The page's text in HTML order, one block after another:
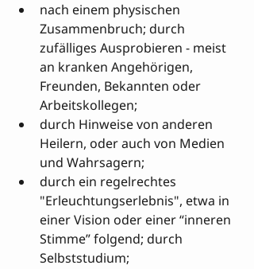
nach einem physischen
Zusammenbruch; durch
zufälliges Ausprobieren - meist
an kranken Angehörigen,
Freunden, Bekannten oder
Arbeitskollegen;
durch Hinweise von anderen
Heilern, oder auch von Medien
und Wahrsagern;
durch ein regelrechtes
"Erleuchtungserlebnis", etwa in
einer Vision oder einer “inneren
Stimme” folgend; durch
Selbststudium;